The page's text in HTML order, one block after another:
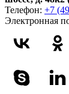
Телефон: +7
Электронная